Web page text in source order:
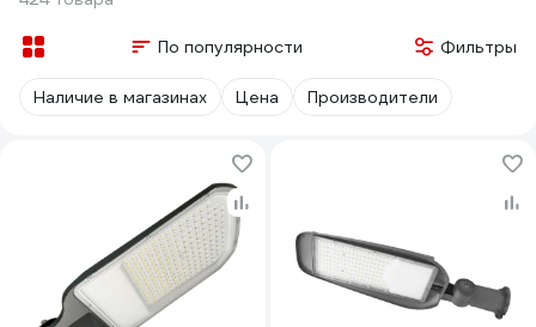
По популярности Фильтры
Наличие в магазинах Цена Производители